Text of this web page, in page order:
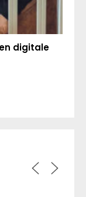
digitale